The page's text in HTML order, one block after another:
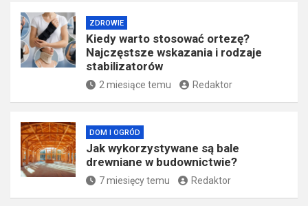
ZDROWIE
Kiedy warto stosować ortezę?
Najczęstsze wskazania i rodzaje
stabilizatorów
2 miesiące temu Redaktor
DOM I OGRÓD
Jak wykorzystywane są bale
drewniane w budownictwie?
7 miesięcy temu Redaktor